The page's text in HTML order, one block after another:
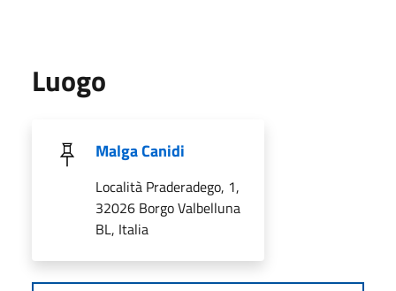
Luogo
Malga Canidi
Località Praderadego, 1,
32026 Borgo Valbelluna
BL, Italia